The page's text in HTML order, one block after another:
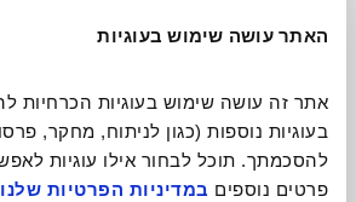
האתר עושה שימוש בעוגיות
פרטים נוספים במדיניות הפרטיות שלנו